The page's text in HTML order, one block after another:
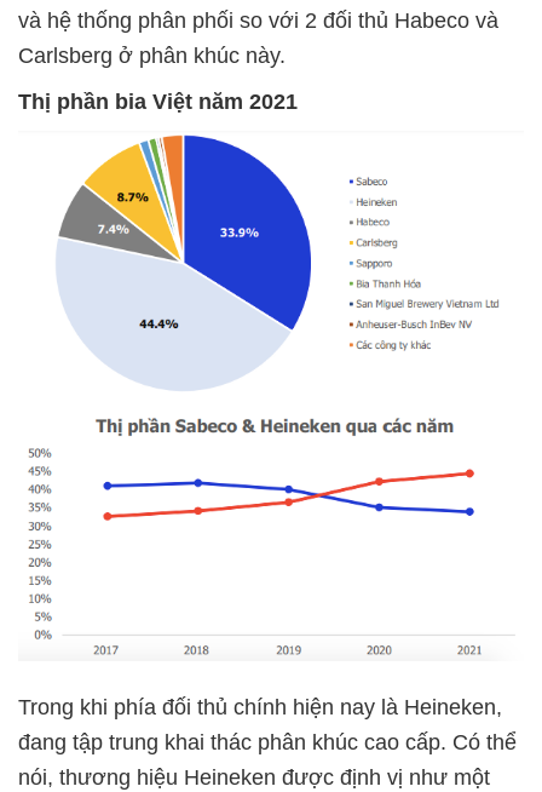
và hệ thống phân phối so với 2 đối thủ Habeco và
Carlsberg ở phân khúc này.
Thị phần bia Việt năm 2021
Trong khi phía đối thủ chính hiện nay là Heineken,
đang tập trung khai thác phân khúc cao cấp. Có thể
nói, thương hiệu Heineken được định vị như một